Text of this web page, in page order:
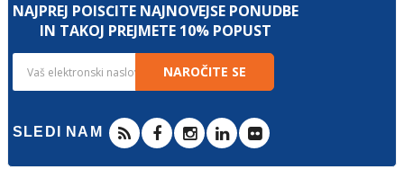
NAJPREJ POIŠČITE NAJNOVEJŠE PONUDBE
IN TAKOJ PREJMETE 10% POPUST
NAROČITE SE
SLEDI NAM